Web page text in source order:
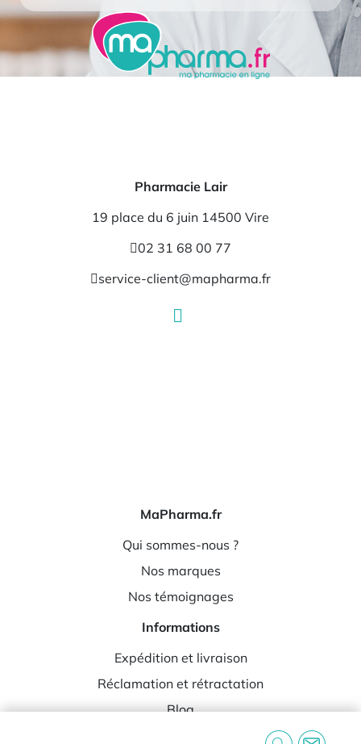
Pharmacie Lair
19 place du 6 juin 14500 Vire
02 31 68 00 77
service-client@mapharma.fr
MaPharma.fr
Qui sommes-nous ?
Nos marques
Nos témoignages
Informations
Expédition et livraison
Réclamation et rétractation
Blog